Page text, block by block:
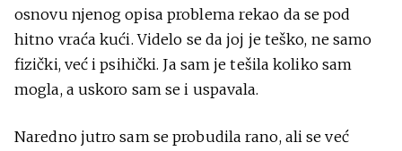
osnovu njenog opisa problema rekao da se pod
hitno vraća kući. Videlo se da joj je teško, ne samo
fizički, već i psihički. Ja sam je tešila koliko sam
mogla, a uskoro sam se i uspavala.
Naredno jutro sam se probudila rano, ali se već